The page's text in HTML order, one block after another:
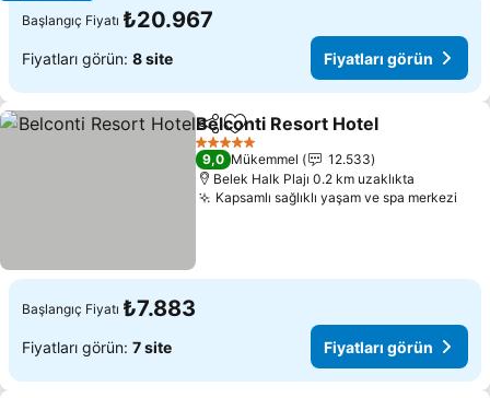
Başlangıç Fiyatı ₺20.967
Fiyatları görün: 8 site Fiyatları görün
PaylaşFavorilerime ekle
Belconti Resort Hotel
5 Yıldız
9,0 Mükemmel
12.533
Belek Halk Plajı 0.2 km uzaklıkta
Kapsamlı sağlıklı yaşam ve spa merkezi
Başlangıç Fiyatı ₺7.883
Fiyatları görün: 7 site Fiyatları görün